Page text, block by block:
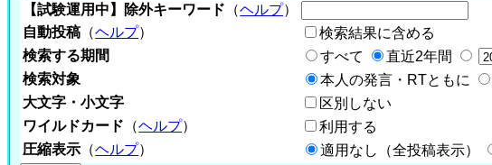
【試験運用中】除外キーワード （ヘルプ）
自動投稿 （ヘルプ）
検索結果に含める
検索する期間
すべて 直近2年間
検索対象
本人の発言・RTともに
大文字・小文字
区別しない
ワイルドカード （ヘルプ）
利用する
圧縮表示 （ヘルプ） 適用なし（全投稿表示）